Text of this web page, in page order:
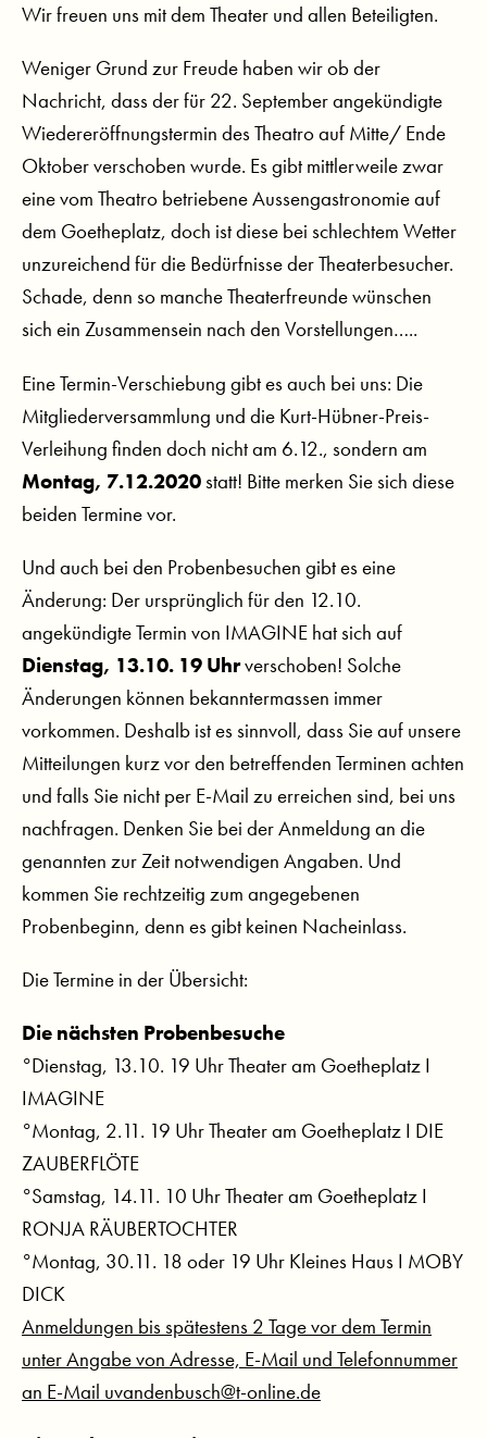
Wir freuen uns mit dem Theater und allen Beteiligten.
Weniger Grund zur Freude haben wir ob der
Nachricht, dass der für 22. September angekündigte
Wiedereröffnungstermin des Theatro auf Mitte/ Ende
Oktober verschoben wurde. Es gibt mittlerweile zwar
eine vom Theatro betriebene Aussengastronomie auf
dem Goetheplatz, doch ist diese bei schlechtem Wetter
unzureichend für die Bedürfnisse der Theaterbesucher.
Schade, denn so manche Theaterfreunde wünschen
sich ein Zusammensein nach den Vorstellungen…..
Eine Termin-Verschiebung gibt es auch bei uns: Die
Mitgliederversammlung und die Kurt-Hübner-Preis-
Verleihung finden doch nicht am 6.12., sondern am
Montag, 7.12.2020statt! Bitte merken Sie sich diese
beiden Termine vor.
Und auch bei den Probenbesuchen gibt es eine
Änderung: Der ursprünglich für den 12.10.
angekündigte Termin von IMAGINE hat sich auf
Dienstag, 13.10. 19 Uhrverschoben! Solche
Änderungen können bekanntermassen immer
vorkommen. Deshalb ist es sinnvoll, dass Sie auf unsere
Mitteilungen kurz vor den betreffenden Terminen achten
und falls Sie nicht per E-Mail zu erreichen sind, bei uns
nachfragen. Denken Sie bei der Anmeldung an die
genannten zur Zeit notwendigen Angaben. Und
kommen Sie rechtzeitig zum angegebenen
Probenbeginn, denn es gibt keinen Nacheinlass.
Die Termine in der Übersicht:
Die nächsten Probenbesuche
°Dienstag, 13.10. 19 Uhr Theater am Goetheplatz I
IMAGINE
°Montag, 2.11. 19 Uhr Theater am Goetheplatz I DIE
ZAUBERFLÖTE
°Samstag, 14.11. 10 Uhr Theater am Goetheplatz I
RONJA RÄUBERTOCHTER
°Montag, 30.11. 18 oder 19 Uhr Kleines Haus I MOBY
DICK
Anmeldungen bis spätestens 2 Tage vor dem Termin
unter Angabe von Adresse, E-Mail und Telefonnummer
an E-Mail uvandenbusch@t-online.de